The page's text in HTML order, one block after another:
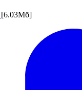
[6.03Мб]